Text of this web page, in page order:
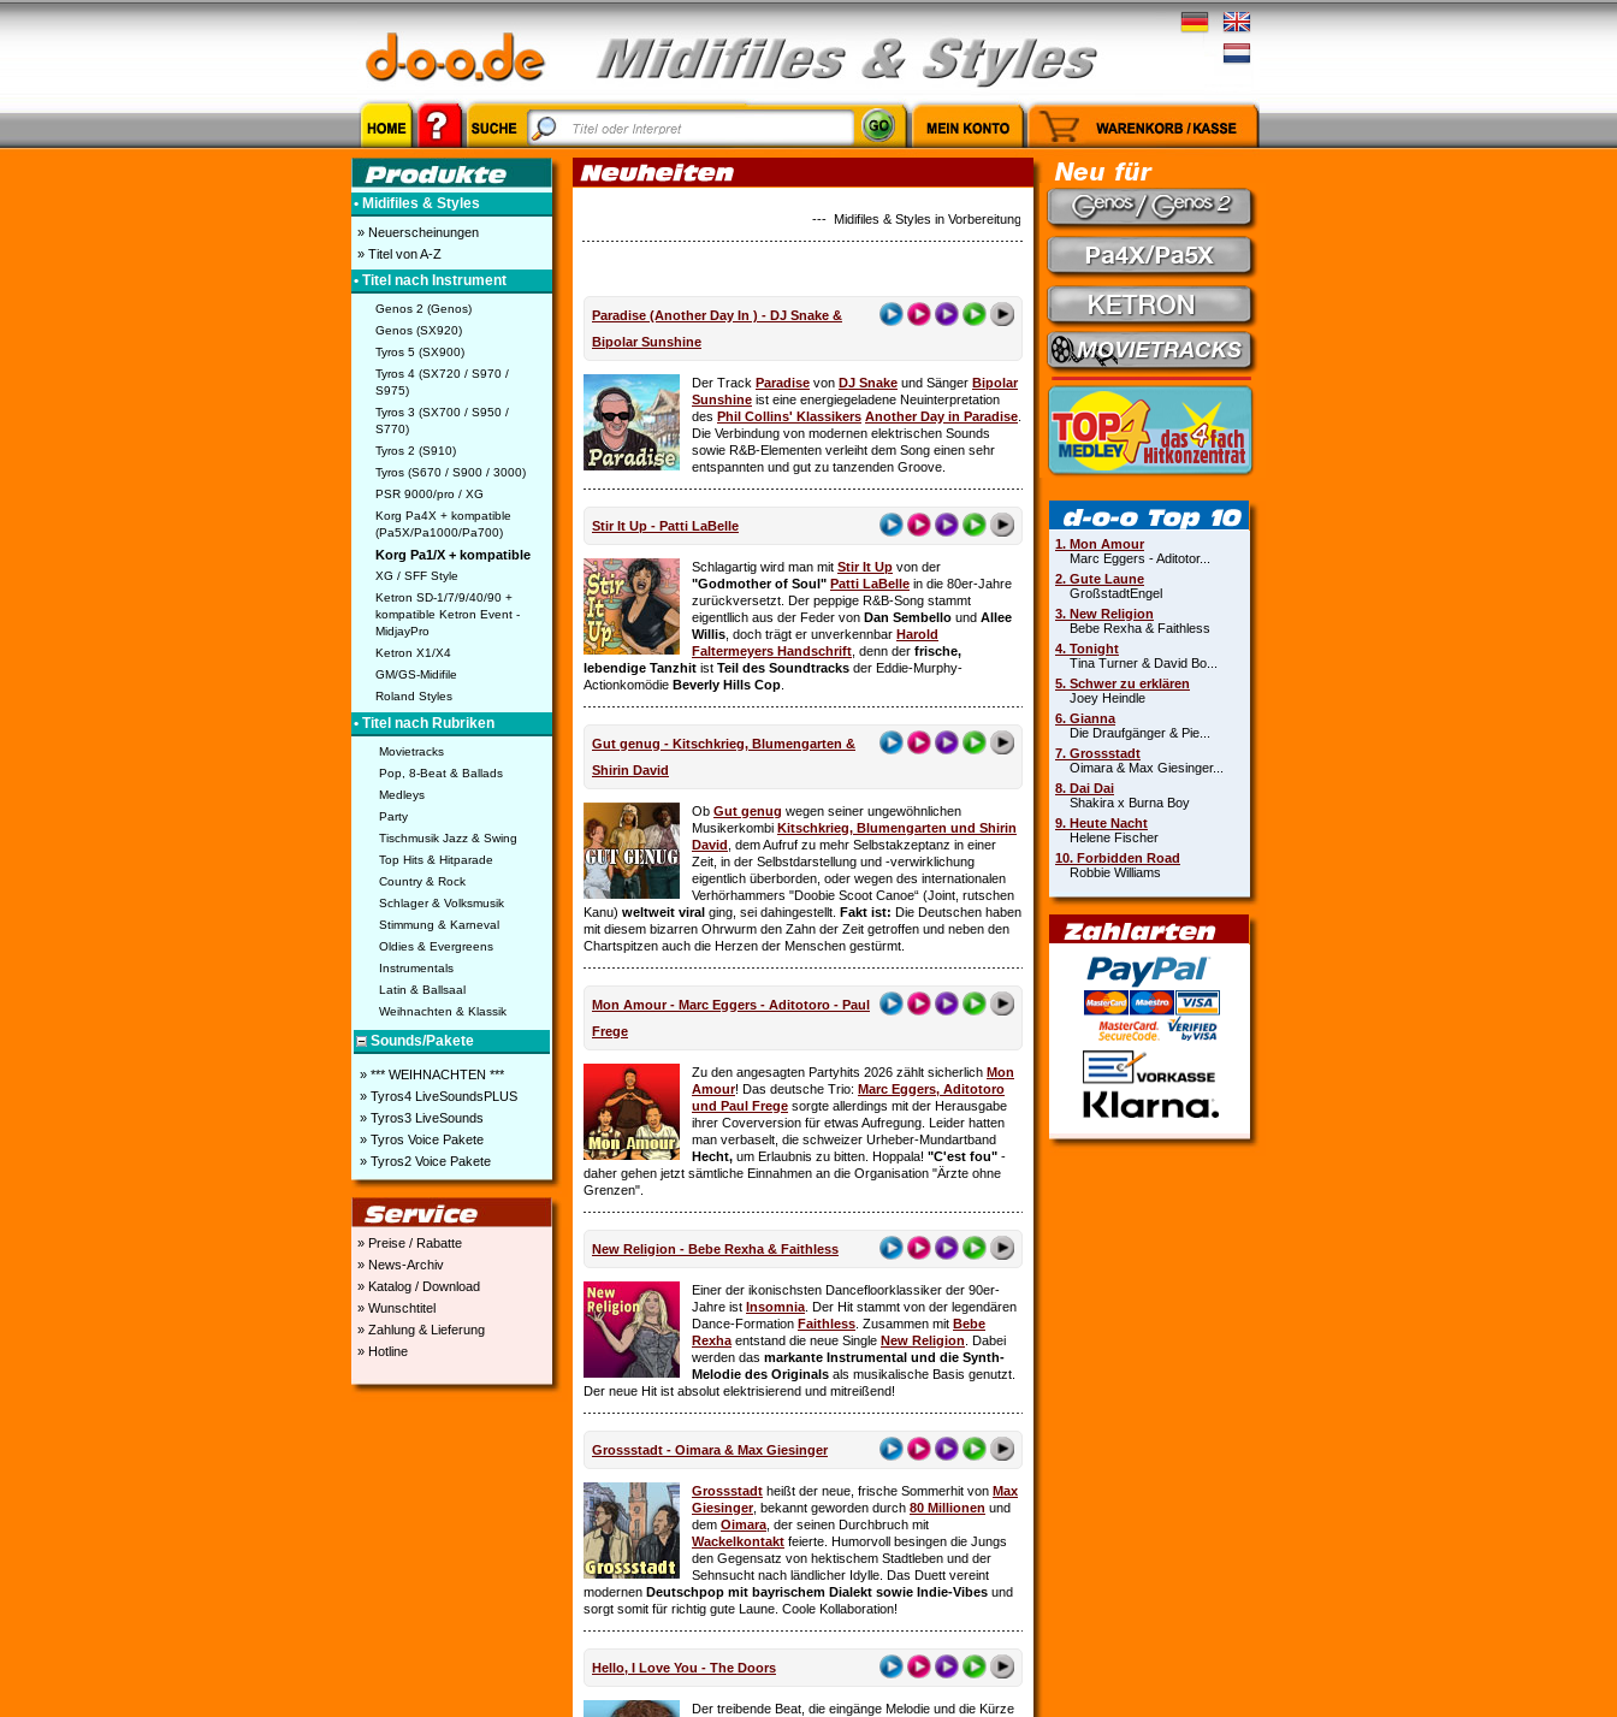
• Midifiles & Styles
» Neuerscheinungen
» Titel von A-Z
• Titel nach Instrument
Genos 2 (Genos)
Genos (SX920)
Tyros 5 (SX900)
Tyros 4 (SX720 / S970 /
S975)
Tyros 3 (SX700 / S950 /
S770)
Tyros 2 (S910)
Tyros (S670 / S900 / 3000)
PSR 9000/pro / XG
Korg Pa4X + kompatible
(Pa5X/Pa1000/Pa700)
Korg Pa1/X + kompatible
XG / SFF Style
Ketron SD-1/7/9/40/90 +
kompatible Ketron Event -
MidjayPro
Ketron X1/X4
GM/GS-Midifile
Roland Styles
• Titel nach Rubriken
Movietracks
Pop, 8-Beat & Ballads
Medleys
Party
Tischmusik Jazz & Swing
Top Hits & Hitparade
Country & Rock
Schlager & Volksmusik
Stimmung & Karneval
Oldies & Evergreens
Instrumentals
Latin & Ballsaal
Weihnachten & Klassik
Sounds/Pakete
» *** WEIHNACHTEN ***
» Tyros4 LiveSoundsPLUS
» Tyros3 LiveSounds
» Tyros Voice Pakete
» Tyros2 Voice Pakete
» Preise / Rabatte
» News-Archiv
» Katalog / Download
» Wunschtitel
» Zahlung & Lieferung
» Hotline
--- Midifiles & Styles in Vorbereitung: Alles ist gut - Nena // Every Little Thing She Does Is Magic - The Police // Learning To Fly - Pink Floyd
Paradise (Another Day In ) - DJ Snake &
Bipolar Sunshine
Der Track Paradise von DJ Snake und Sänger Bipolar
Sunshine ist eine energiegeladene Neuinterpretation
des Phil Collins' Klassikers Another Day in Paradise
Die Verbindung von modernen elektrischen Sounds
sowie R&B-Elementen verleiht dem Song einen sehr
entspannten und gut zu tanzenden Groove.
Stir It Up - Patti LaBelle
Schlagartig wird man mit Stir It Up von der
"Godmother of Soul" Patti LaBelle in die 80er-Jahre
zurückversetzt. Der peppige R&B-Song stammt
eigentllich aus der Feder von Dan Sembello und Allee
Willis , doch trägt er unverkennbar Harold
Faltermeyers Handschrift , denn der frische,
lebendige Tanzhit ist Teil des Soundtracks der Eddie-Murphy-
Actionkomödie Beverly Hills Cop
Gut genug - Kitschkrieg, Blumengarten &
Shirin David
Ob Gut genug wegen seiner ungewöhnlichen
Musikerkombi Kitschkrieg, Blumengarten und Shirin
David , dem Aufruf zu mehr Selbstakzeptanz in einer
Zeit, in der Selbstdarstellung und ‑verwirklichung
eigentlich überborden, oder wegen des internationalen
Verhörhammers "Doobie Scoot Canoe“ (Joint, rutschen
Kanu) weltweit viral ging, sei dahingestellt. Fakt ist: Die Deutschen haben
mit diesem bizarren Ohrwurm den Zahn der Zeit getroffen und neben den
Chartspitzen auch die Herzen der Menschen gestürmt.
Mon Amour - Marc Eggers - Aditotoro - Paul
Frege
Zu den angesagten Partyhits 2026 zählt sicherlich Mon
Amour! Das deutsche Trio: Marc Eggers, Aditotoro
und Paul Frege sorgte allerdings mit der Herausgabe
ihrer Coverversion für etwas Aufregung. Leider hatten
man verbaselt, die schweizer Urheber-Mundartband
Hecht, um Erlaubnis zu bitten. Hoppala! "C'est fou" -
daher gehen jetzt sämtliche Einnahmen an die Organisation "Ärzte ohne
Grenzen".
New Religion - Bebe Rexha & Faithless
Einer der ikonischsten Dancefloorklassiker der 90er-
Jahre ist Insomnia . Der Hit stammt von der legendären
Dance-Formation Faithless . Zusammen mit Bebe
Rexha entstand die neue Single New Religion . Dabei
werden das markante Instrumental und die Synth-
Melodie des Originals als musikalische Basis genutzt.
Der neue Hit ist absolut elektrisierend und mitreißend!
Grossstadt - Oimara & Max Giesinger
Grossstadt heißt der neue, frische Sommerhit von Max
Giesinger, bekannt geworden durch 80 Millionen und
dem Oimara , der seinen Durchbruch mit
Wackelkontakt feierte. Humorvoll besingen die Jungs
den Gegensatz von hektischem Stadtleben und der
Sehnsucht nach ländlicher Idylle. Das Duett vereint
modernen Deutschpop mit bayrischem Dialekt sowie Indie-Vibes und
sorgt somit für richtig gute Laune. Coole Kollaboration!
Hello, I Love You - The Doors
Der treibende Beat, die eingänge Melodie und die Kürze
1. Mon Amour
Marc Eggers - Aditotor...
2. Gute Laune
GroßstadtEngel
3. New Religion
Bebe Rexha & Faithless
4. Tonight
Tina Turner & David Bo...
5. Schwer zu erklären
Joey Heindle
6. Gianna
Die Draufgänger & Pie...
7. Grossstadt
Oimara & Max Giesinger...
8. Dai Dai
Shakira x Burna Boy
9. Heute Nacht
Helene Fischer
10. Forbidden Road
Robbie Williams